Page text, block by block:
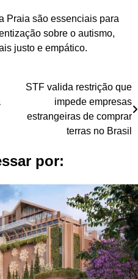
Praia são essenciais para
sobre o autismo,
justo e empático.
STF valida restrição que
impede empresas
estrangeiras de comprar
terras no Brasil
por: